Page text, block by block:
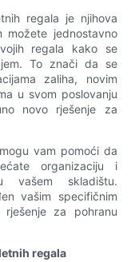
regala je njihova
možete jednostavno
regala kako se
To znači da se
zaliha, novim
u svom poslovanju
novo rješenje za
vam pomoći da
organizaciju i
vašem skladištu.
vašim specifičnim
za pohranu
regala